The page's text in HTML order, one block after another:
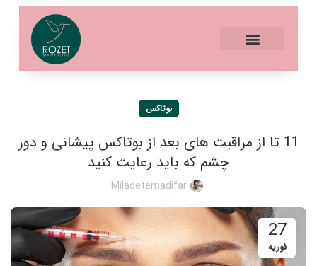
بوتاکس
11 تا از مراقبت های بعد از بوتاکس پیشانی و دور
چشم که باید رعایت کنید
Miladetemadifar
27
فوریه